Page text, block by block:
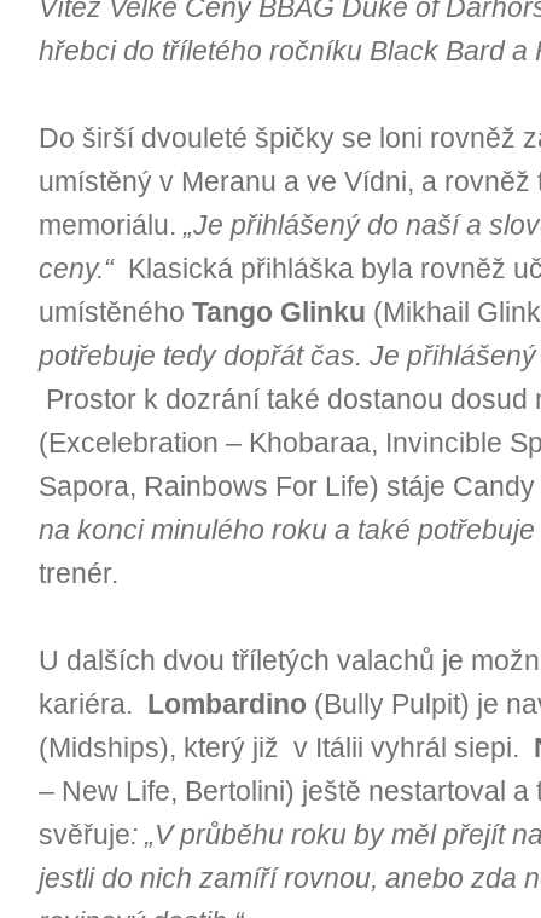
Vítěz Velké Ceny BBAG Duke of
hřebci do tříletého ročníku Black Bard a
Do širší dvouleté špičky se loni rovněž
umístěný v Meranu a ve Vídni, a
memoriálu. „Je přihlášený do naší a
ceny.“ Klasická přihláška byla rovněž
umístěného Tango Glinku (Mikhail
potřebuje tedy dopřát čas. Je
Prostor k dozrání také dostanou
(Excelebration – Khobaraa, Invincible
Sapora, Rainbows For Life) stáje
na konci minulého roku a také
trenér.
U dalších dvou tříletých valachů je
kariéra. Lombardino (Bully Pulpit) je
(Midships), který již v Itálii vyhrál siepi.
– New Life, Bertolini) ještě nestartoval a
svěřuje: „V průběhu roku by měl přejít
jestli do nich zamíří rovnou, anebo zda